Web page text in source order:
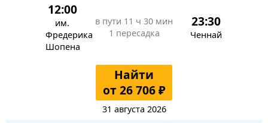
12:00
им.
Фредерика
Шопена
в пути 11 ч 30 мин
1 пересадка
23:30
Ченнай
Найти
от 26 706 ₽
31 августа 2026